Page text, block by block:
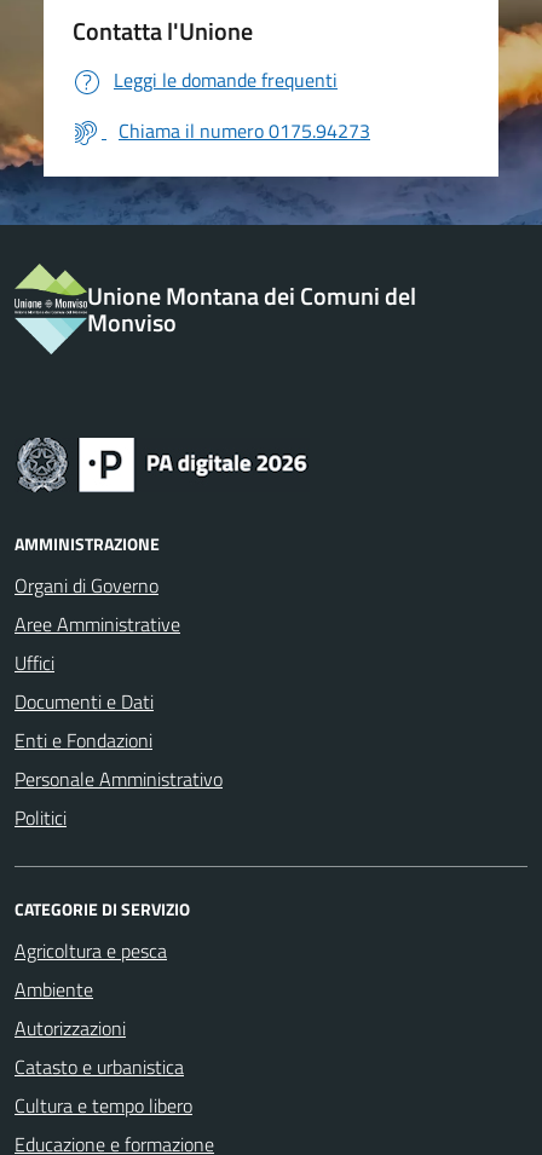
Contatta l'Unione
Leggi le domande frequenti
Chiama il numero 0175.94273
Unione Montana dei Comuni del
Monviso
AMMINISTRAZIONE
Organi di Governo
Aree Amministrative
Uffici
Documenti e Dati
Enti e Fondazioni
Personale Amministrativo
Politici
CATEGORIE DI SERVIZIO
Agricoltura e pesca
Ambiente
Autorizzazioni
Catasto e urbanistica
Cultura e tempo libero
Educazione e formazione